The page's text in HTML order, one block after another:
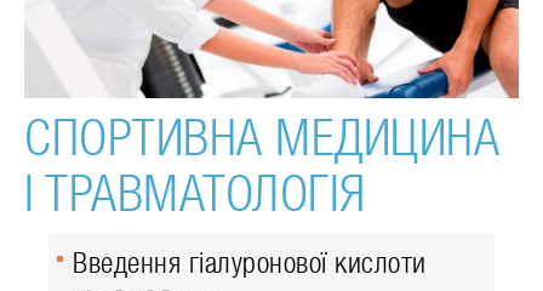
СПОРТИВНА МЕДИЦИНА
І ТРАВМАТОЛОГІЯ
Введення гіалуронової кислоти